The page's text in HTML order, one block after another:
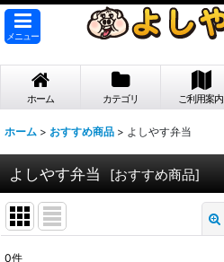
メニュー
ホーム カテゴリ ご利用案内
ホーム > おすすめ商品 > よしやす弁当
よしやす弁当 [おすすめ商品]
0件